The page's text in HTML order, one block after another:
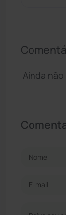
Ainda